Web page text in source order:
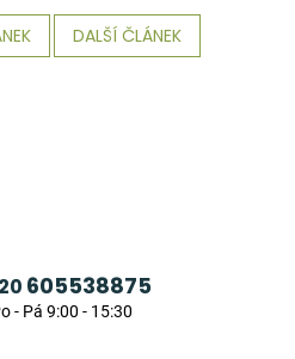
DALŠÍ ČLÁNEK
605538875
- Pá 9:00 - 15:30